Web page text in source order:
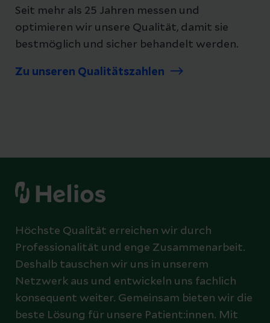
Seit mehr als 25 Jahren messen und
optimieren wir unsere Qualität, damit sie
bestmöglich und sicher behandelt werden.
Zu unseren Qualitätszahlen
Höchste Qualität erreichen wir durch
Professionalität und enge Zusammenarbeit.
Deshalb tauschen wir uns in unserem
Netzwerk aus und entwickeln uns fachlich
konsequent weiter. Gemeinsam bieten wir die
beste Lösung für unsere Patient:innen. Mit